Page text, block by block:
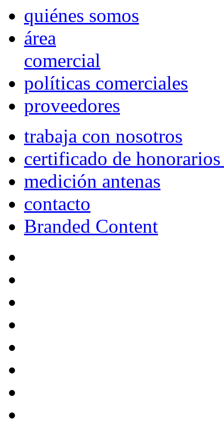
quiénes somos
área
comercial
políticas comerciales
proveedores
trabaja con nosotros
certificado de
medición antenas
contacto
Branded Content